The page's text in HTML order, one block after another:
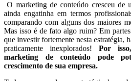
O marketing de conteúdo cresceu de
ainda engatinha em termos
comparando com alguns dos maiores
Mas isso é de fato algo ruim? Em
que investir fortemente nesta estratégia,
praticamente inexplorados! Por
marketing de conteúdo pode
crescimento de sua empresa.